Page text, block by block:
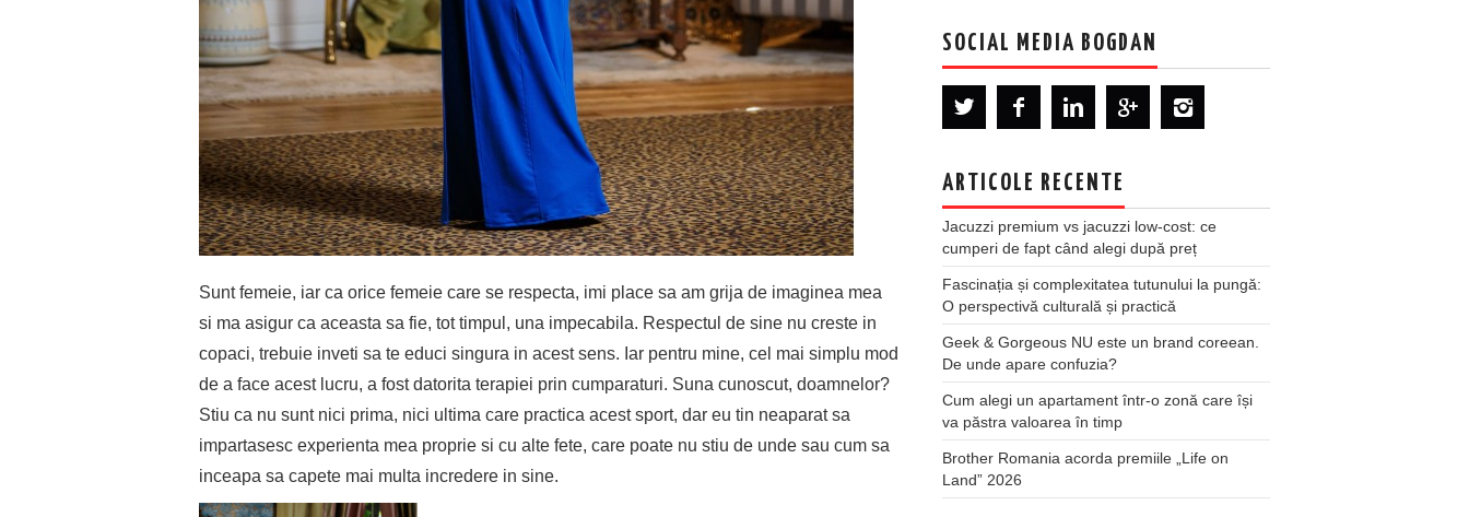
Sunt femeie, iar ca orice femeie care se respecta, imi place sa am grija de imaginea mea
si ma asigur ca aceasta sa fie, tot timpul, una impecabila. Respectul de sine nu creste in
copaci, trebuie inveti sa te educi singura in acest sens. Iar pentru mine, cel mai simplu mod
de a face acest lucru, a fost datorita terapiei prin cumparaturi. Suna cunoscut, doamnelor?
Stiu ca nu sunt nici prima, nici ultima care practica acest sport, dar eu tin neaparat sa
impartasesc experienta mea proprie si cu alte fete, care poate nu stiu de unde sau cum sa
inceapa sa capete mai multa incredere in sine.
SOCIAL MEDIA BOGDAN
ARTICOLE RECENTE
Jacuzzi premium vs jacuzzi low-cost: ce
cumperi de fapt când alegi după preț
Fascinația și complexitatea tutunului la pungă:
O perspectivă culturală și practică
Geek & Gorgeous NU este un brand coreean.
De unde apare confuzia?
Cum alegi un apartament într-o zonă care își
va păstra valoarea în timp
Brother Romania acorda premiile „Life on
Land” 2026